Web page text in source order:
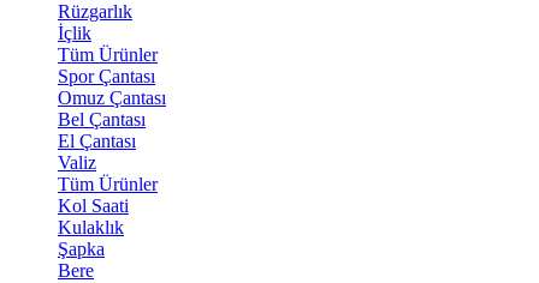
Rüzgarlık
İçlik
Tüm Ürünler
Spor Çantası
Omuz Çantası
Bel Çantası
El Çantası
Valiz
Tüm Ürünler
Kol Saati
Kulaklık
Şapka
Bere